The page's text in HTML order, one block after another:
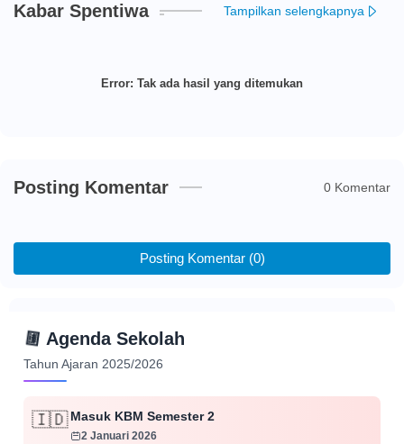
Kabar Spentiwa Tampilkan selengkapnya
Error: Tak ada hasil yang ditemukan
Posting Komentar 0 Komentar
Posting Komentar (0)
📅 Agenda Sekolah
Tahun Ajaran 2025/2026
🇮🇩 Masuk KBM Semester 2
2 Januari 2026